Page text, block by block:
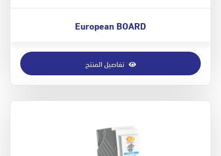
European BOARD
تفاصيل المنتج